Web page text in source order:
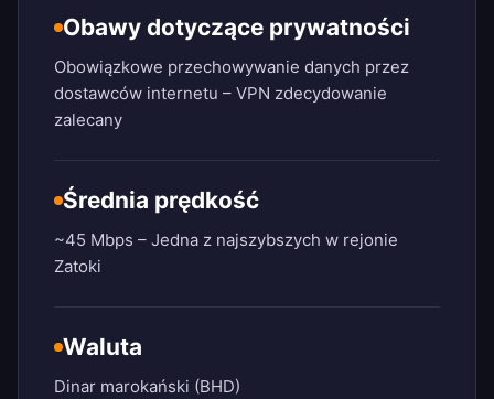
Obawy dotyczące prywatności
Obowiązkowe przechowywanie danych przez
dostawców internetu – VPN zdecydowanie
zalecany
Średnia prędkość
~45 Mbps – Jedna z najszybszych w rejonie
Zatoki
Waluta
Dinar marokański (BHD)